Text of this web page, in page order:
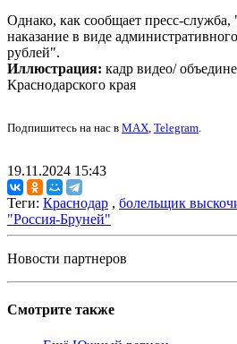
Однако, как сообщает пресс-служба,
наказание в виде
рублей".
Иллюстрация: кадр видео/
Краснодарского края
Подпишитесь на нас в MAX, Telegram.
19.11.2024 15:43
Теги: Краснодар , болельщик
"Россия-Бруней"
Новости партнеров
Смотрите также